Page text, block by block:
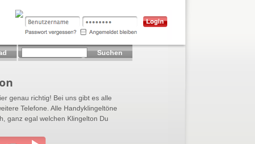
genau richtig! Bei uns gibt es alle
Telefone. Alle Handyklingeltöne
ganz egal welchen Klingelton Du
Suchen